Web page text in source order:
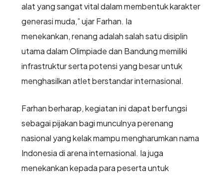
alat yang sangat vital dalam membentuk karakter
generasi muda,” ujar Farhan. Ia
menekankan, renang adalah salah satu disiplin
utama dalam Olimpiade dan Bandung memiliki
infrastruktur serta potensi yang besar untuk
menghasilkan atlet berstandar internasional.
Farhan berharap, kegiatan ini dapat berfungsi
sebagai pijakan bagi munculnya perenang
nasional yang kelak mampu mengharumkan nama
Indonesia di arena internasional. Ia juga
menekankan kepada para peserta untuk